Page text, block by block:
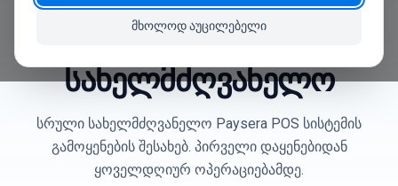
ფასები
ხ.დ.კ.
მომხმარებლის სახელმძღვანელო
Paysera POS
მომხმარებლის
სახელმძღვანელო
სრული სახელმძღვანელო Paysera POS სისტემის
გამოყენების შესახებ. პირველი დაყენებიდან
ყოველდღიურ ოპერაციებამდე.
მხოლოდ აუცილებელი